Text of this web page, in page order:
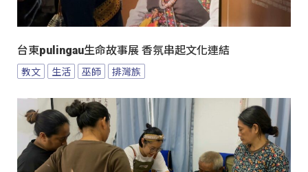
台東pulingau生命故事展 香氛串起文化連結
教文 生活 巫師 排灣族